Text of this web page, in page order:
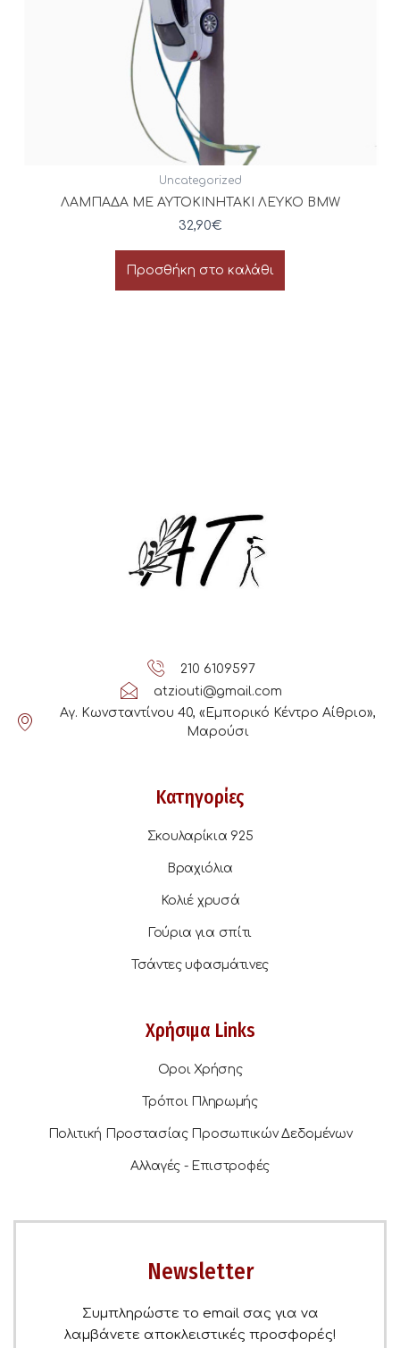
Uncategorized
ΛΑΜΠΑΔΑ ΜΕ ΑΥΤΟΚΙΝΗΤΑΚΙ ΛΕΥΚΟ BMW
32,90€
Προσθήκη στο καλάθι
210 6109597
atziouti@gmail.com
Αγ. Κωνσταντίνου 40, «Εμπορικό Κέντρο Αίθριο»,
Μαρούσι
Κατηγορίες
Σκουλαρίκια 925
Βραχιόλια
Κολιέ χρυσά
Γούρια για σπίτι
Τσάντες υφασμάτινες
Χρήσιμα Links
Οροι Χρήσης
Τρόποι Πληρωμής
Πολιτική Προστασίας Προσωπικών Δεδομένων
Αλλαγές - Επιστροφές
Newsletter
Συμπληρώστε το email σας για να
λαμβάνετε αποκλειστικές προσφορές!